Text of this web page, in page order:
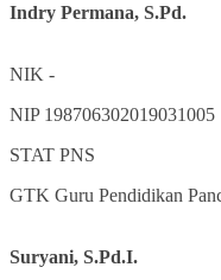
Indry Permana, S.Pd.
NIK -
NIP 198706302019031005
STAT PNS
GTK Guru Pendidikan
Suryani, S.Pd.I.